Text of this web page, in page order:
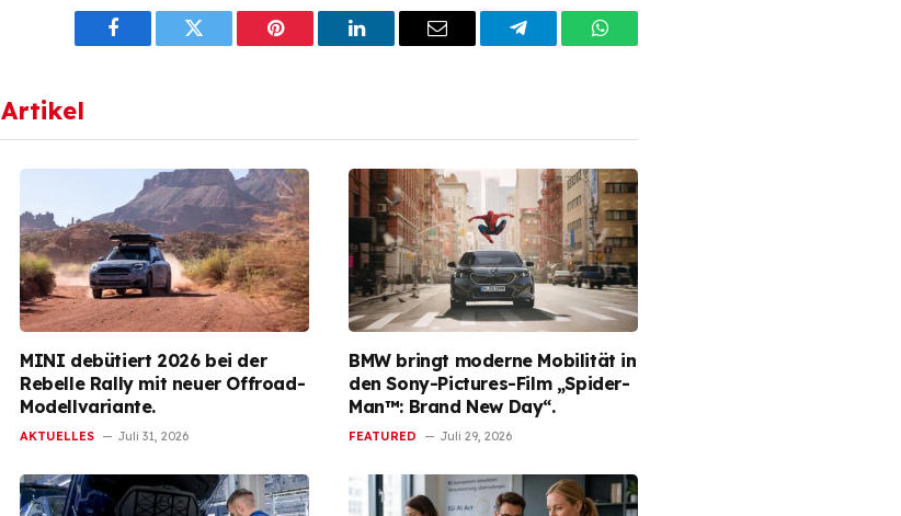
FacebookTwitter PinterestLinkedInEmail TelegramWhatsApp
Artikel
MINI debütiert 2026 bei der
Rebelle Rally mit neuer Offroad-
Modellvariante.
AKTUELLES Juli 31, 2026
BMW bringt moderne Mobilität in
den Sony-Pictures-Film „Spider-
Man™: Brand New Day“.
FEATURED Juli 29, 2026